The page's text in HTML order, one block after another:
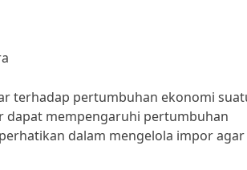
terhadap pertumbuhan ekonomi
dapat mempengaruhi pertumbuhan
dalam mengelola impor agar